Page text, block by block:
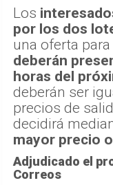
Los
por los dos
una oferta
deberán
horas del
deberán ser
precios de
decidirá
mayor precio
Adjudicado el
Correos